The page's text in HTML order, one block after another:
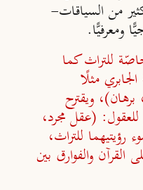
من السياقات-
ومعرفيًّا.
للتراث كما
مثلًا
ويقترح
(عقل مجرد،
للتراث،
القرآن والفوارق بين